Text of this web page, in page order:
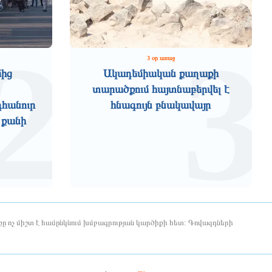
3 օր առաջ
Ակադեմիական քաղաքի
տարածքում հայտնաբերվել է
հնագույն բնակավայր
3
միշտ է համընկնում խմբագրության կարծիքի հետ: Գովազդների